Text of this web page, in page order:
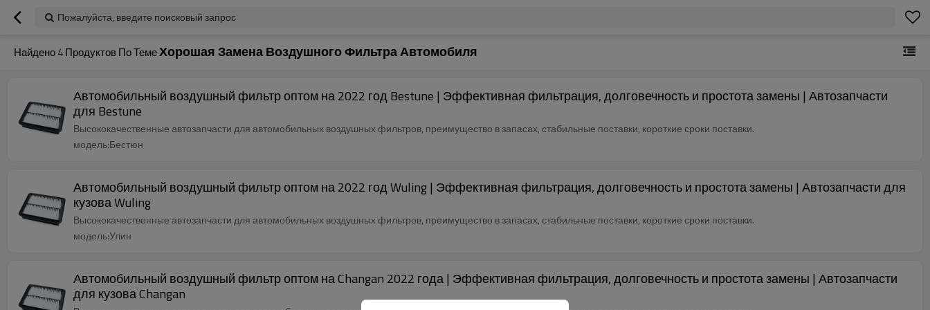
Пожалуйста, введите поисковый запрос
Найдено4Продуктов По ТемеХорошая Замена Воздушного Фильтра Автомобиля
Автомобильный воздушный фильтр оптом на 2022 год Bestune | Эффективная фильтрация, долговечность и простота замены | Автозапчасти
для Bestune
Высококачественные автозапчасти для автомобильных воздушных фильтров, преимущество в запасах, стабильные поставки, короткие сроки поставки.
модель:Бестюн
Автомобильный воздушный фильтр оптом на 2022 год Wuling | Эффективная фильтрация, долговечность и простота замены | Автозапчасти для
кузова Wuling
Высококачественные автозапчасти для автомобильных воздушных фильтров, преимущество в запасах, стабильные поставки, короткие сроки поставки.
модель:Улин
Автомобильный воздушный фильтр оптом на Changan 2022 года | Эффективная фильтрация, долговечность и простота замены | Автозапчасти
для кузова Changan